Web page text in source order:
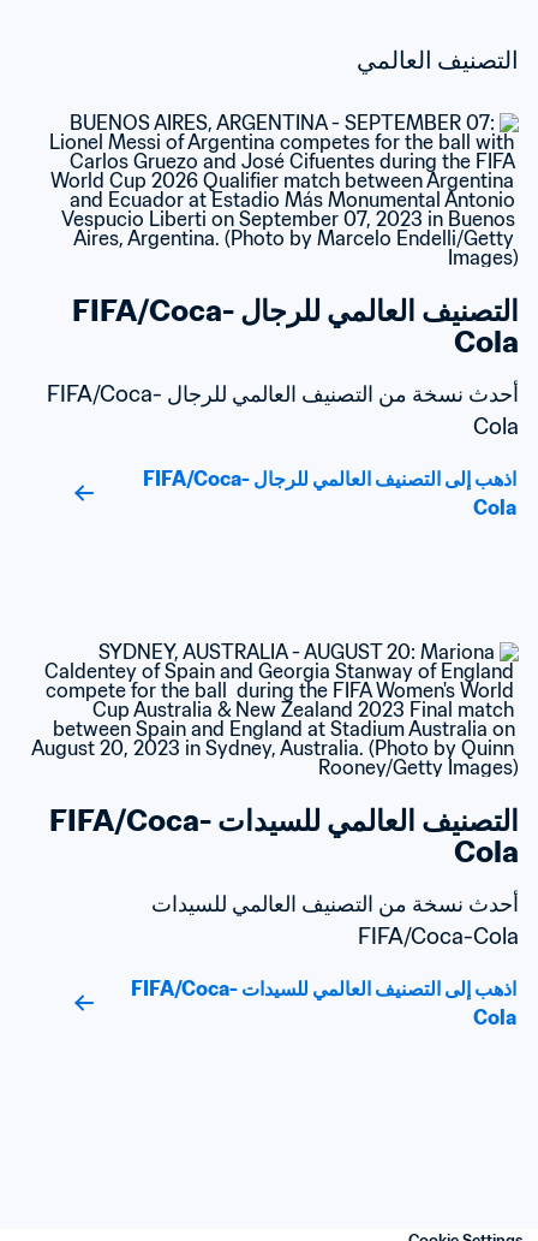
التصنيف العالمي
التصنيف العالمي للرجال FIFA/Coca-
Cola
أحدث نسخة من التصنيف العالمي للرجال FIFA/Coca-
Cola
اذهب إلى التصنيف العالمي للرجال FIFA/Coca-
Cola
التصنيف العالمي للسيدات FIFA/Coca-
Cola
FIFA/Coca-Cola
اذهب إلى التصنيف العالمي للسيدات FIFA/Coca-
Cola